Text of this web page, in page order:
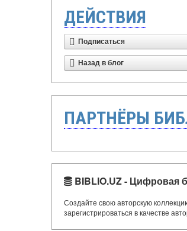
ДЕЙСТВИЯ
Подписаться
Назад в блог
ПАРТНЁРЫ
BIBLIO.UZ - Цифровая
Создайте свою авторскую
зарегистрироваться в качестве